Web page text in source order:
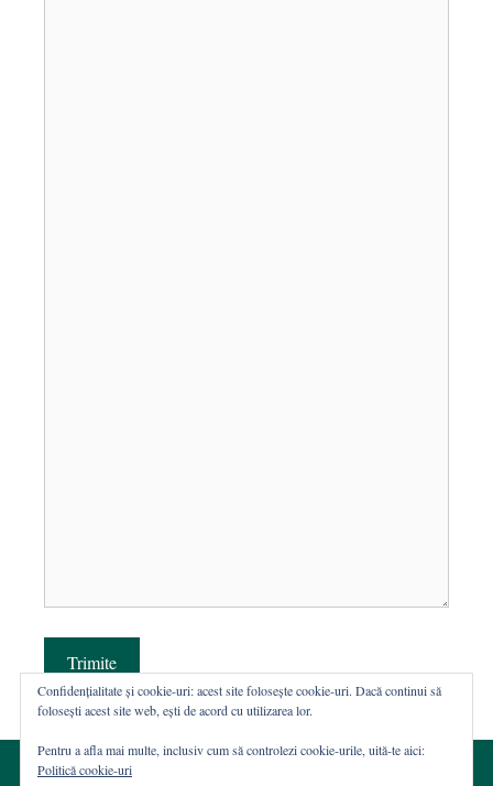
Trimite
Confidențialitate și cookie-uri: acest site folosește cookie-uri. Dacă continui să
folosești acest site web, ești de acord cu utilizarea lor.
Pentru a afla mai multe, inclusiv cum să controlezi cookie-urile, uită-te aici:
Politică cookie-uri